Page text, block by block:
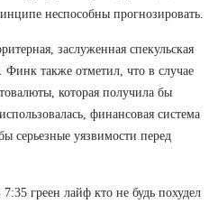
неспособны прогнозировать.
заслуженная спекульская
также отметил, что в случае
которая получила бы
финансовая система
серьезные уязвимости перед
греен лайф кто не будь похудел